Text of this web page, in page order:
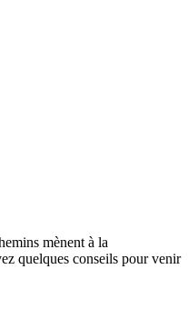
mènent à la
quelques conseils pour venir